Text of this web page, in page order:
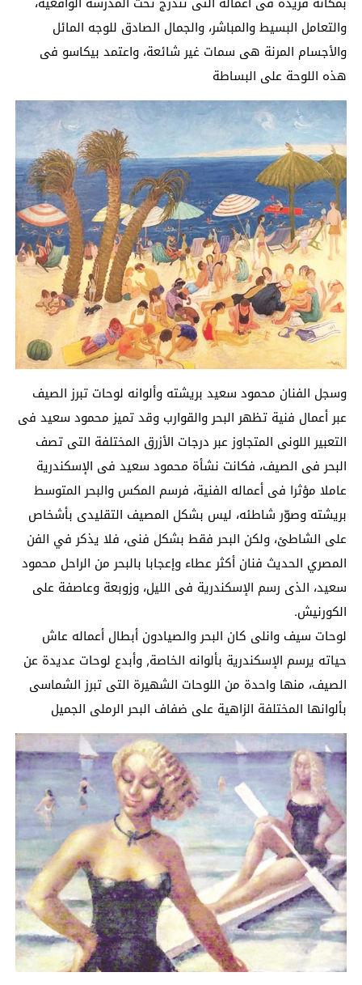
والتعامل البسيط والمباشر، والجمال الصادق للوجه المائل
والأجسام المرنة هى سمات غير شائعة، واعتمد بيكاسو فى
هذه اللوحة على البساطة
وسجل الفنان محمود سعيد بريشته وألوانه لوحات تبرز الصيف
عبر أعمال فنية تظهر البحر والقوارب وقد تميز محمود سعيد فى
التعبير اللونى المتجاوز عبر درجات الأزرق المختلفة التى تصف
البحر فى الصيف، فكانت نشأة محمود سعيد فى الإسكندرية
عاملا مؤثرا فى أعماله الفنية، فرسم المكس والبحر المتوسط
بريشته وصوّر شاطئه، ليس بشكل المصيف التقليدى بأشخاص
على الشاطئ، ولكن البحر فقط بشكل فنى، فلا يذكر في الفن
المصري الحديث فنان أكثر عطاء وإعجابا بالبحر من الراحل محمود
سعيد، الذى رسم الإسكندرية فى الليل، وزوبعة وعاصفة على
الكورنيش.
لوحات سيف وانلى كان البحر والصيادون أبطال أعماله عاش
حياته يرسم الإسكندرية بألوانه الخاصة, وأبدع لوحات عديدة عن
الصيف، منها واحدة من اللوحات الشهيرة التى تبرز الشماسى
بألوانها المختلفة الزاهية على ضفاف البحر الرملى الجميل